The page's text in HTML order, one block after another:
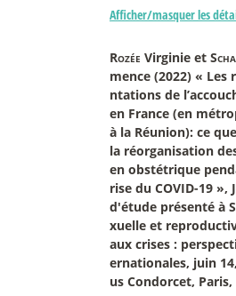
Afficher/masquer les
Rozée Virginie et
mence (2022) « Les
ntations de
en France (en
à la Réunion): ce
la réorganisation
en obstétrique
rise du COVID-19 »,
d'étude présenté à
xuelle et
aux crises :
ernationales, juin
us Condorcet, Paris,